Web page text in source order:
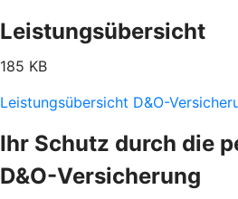
Leistungsübersicht
185 KB
Leistungsübersicht D&O-
Ihr Schutz durch die
D&O-Versicherung